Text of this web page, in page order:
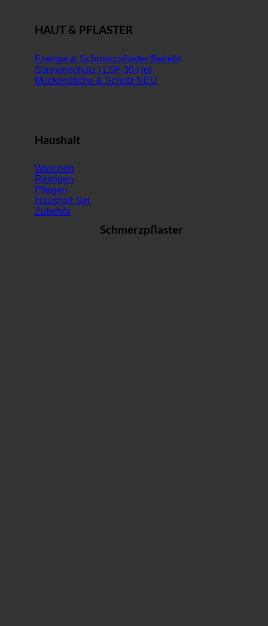
HAUT & PFLASTER
Energie & Schmerzpflaster
Sonnenschutz | LSF 30
Mückenstiche & Schutz
Haushalt
Waschen
Reinigen
Pflegen
Haushalt Set
Zubehör
Schmerzpflaster